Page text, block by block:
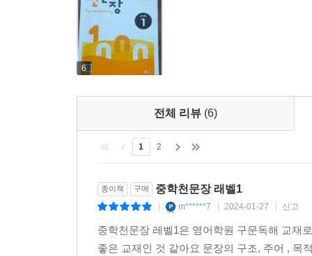
Point 01 형용사
Point 02 현재분사와 과거분사
Point 03 부사
Point 04 전치사구
UNIT 8 비교 표현
Point 01 원급과 비교급
Point 02 최상급
UNIT 9 접속사의 이해
Point 01 등위접속사
Point 02 시간의 접속사
6
전체 리뷰 (6)
1 2
종이책 구매 중학천문장 래벨1
m******7 2024-01-27 신고
중학천문장 레벨1은 영어학원 구문독해 교재
좋은 교재인 것 같아요 문장의 구조, 주어 , 목